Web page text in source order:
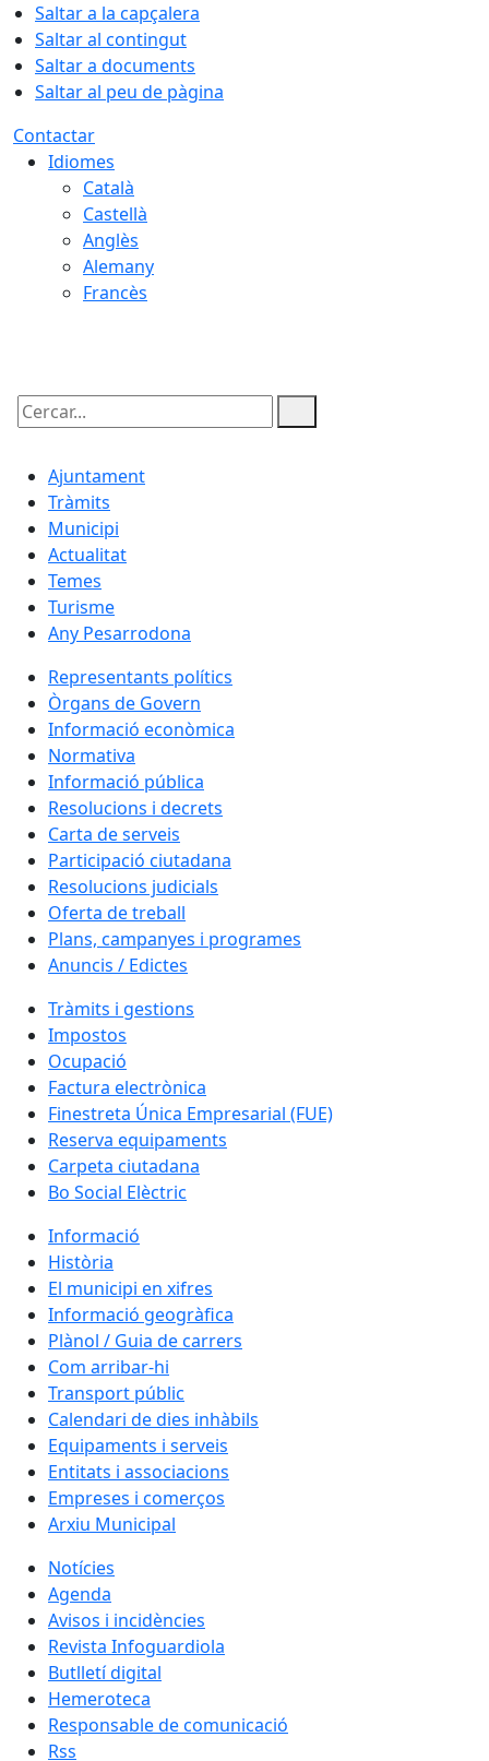
Saltar a la capçalera
Saltar al contingut
Saltar a documents
Saltar al peu de pàgina
Contactar
Idiomes
Català
Castellà
Anglès
Alemany
Francès
Cercar:
Ajuntament
Tràmits
Municipi
Actualitat
Temes
Turisme
Any Pesarrodona
Representants polítics
Òrgans de Govern
Informació econòmica
Normativa
Informació pública
Resolucions i decrets
Carta de serveis
Participació ciutadana
Resolucions judicials
Oferta de treball
Plans, campanyes i programes
Anuncis / Edictes
Tràmits i gestions
Impostos
Ocupació
Factura electrònica
Finestreta Única Empresarial (FUE)
Reserva equipaments
Carpeta ciutadana
Bo Social Elèctric
Informació
Història
El municipi en xifres
Informació geogràfica
Plànol / Guia de carrers
Com arribar-hi
Transport públic
Calendari de dies inhàbils
Equipaments i serveis
Entitats i associacions
Empreses i comerços
Arxiu Municipal
Notícies
Agenda
Avisos i incidències
Revista Infoguardiola
Butlletí digital
Hemeroteca
Responsable de comunicació
Rss